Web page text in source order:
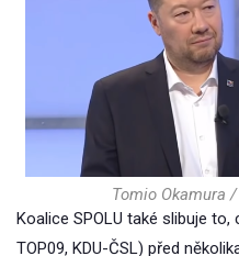
Tomio Okamura
Koalice SPOLU také slibuje to,
TOP09, KDU-ČSL) před